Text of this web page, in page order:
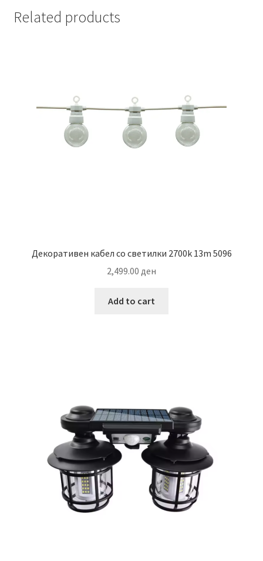
Related products
Декоративен кабел со светилки 2700k 13m 5096
2,499.00 ден
Add to cart